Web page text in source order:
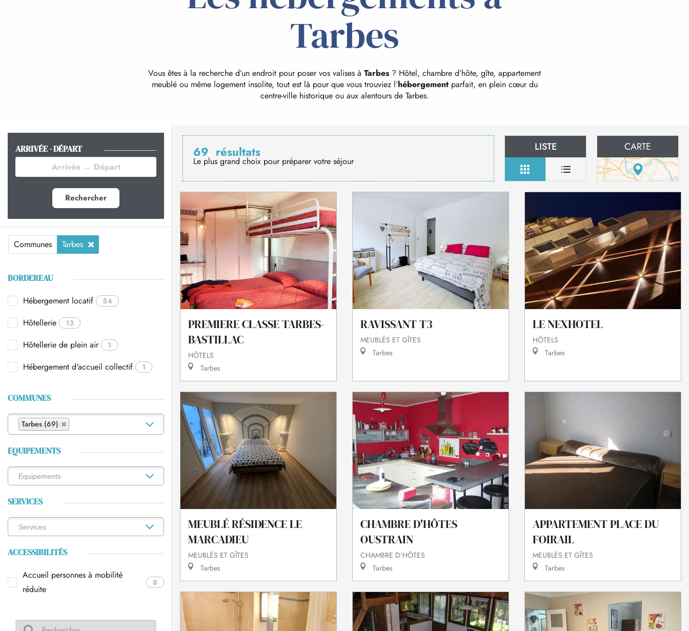
Tarbes
Vous êtes à la recherche d’un endroit pour poser vos valises à Tarbes ? Hôtel, chambre d’hôte, gîte, appartement
meublé ou même logement insolite, tout est là pour que vous trouviez l’hébergementparfait, en plein cœur du
centre-ville historique ou aux alentours de Tarbes.
ARRIVÉE - DÉPART
Rechercher
Communes Tarbes
BORDEREAU
Hébergement locatif 54
Hôtellerie 13
Hôtellerie de plein air 1
Hébergement d'accueil collectif 1
COMMUNES
Tarbes (69)
EQUIPEMENTS
SERVICES
ACCESSIBILITÉS
Accueil personnes à mobilité
réduite
8
69 résultats
Le plus grand choix pour préparer votre séjour
LISTE CARTE
PREMIERE CLASSE TARBES-
BASTILLAC
HÔTELS
Tarbes
RAVISSANT T3
MEUBLÉS ET GÎTES
Tarbes
LE NEXHOTEL
HÔTELS
Tarbes
MEUBLÉ RÉSIDENCE LE
MARCADIEU
MEUBLÉS ET GÎTES
Tarbes
CHAMBRE D'HÔTES
OUSTRAIN
CHAMBRE D'HÔTES
Tarbes
APPARTEMENT PLACE DU
FOIRAIL
MEUBLÉS ET GÎTES
Tarbes